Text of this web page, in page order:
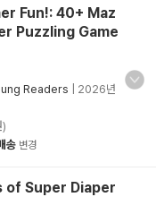
Fun!: 40+ Maz
Puzzling Game
Readers
2026년
송 변경
of Super Diaper